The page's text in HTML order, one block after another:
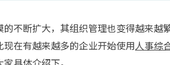
的不断扩大，其组织管理也变得越来
现在有越来越多的企业开始使用人事综